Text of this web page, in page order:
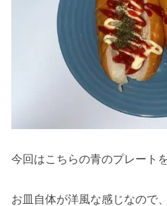
今回はこちらの青のプレート
お皿自体が洋風な感じなので